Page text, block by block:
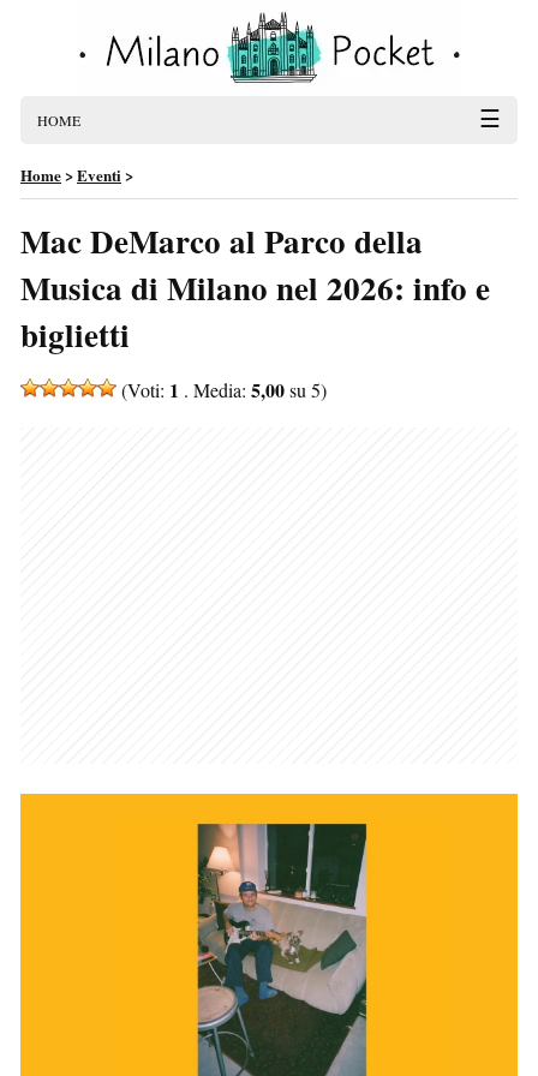
HOME ☰
Home>Eventi>
Mac DeMarco al Parco della
Musica di Milano nel 2026: info e
biglietti
(Voti: 1 . Media: 5,00su 5)